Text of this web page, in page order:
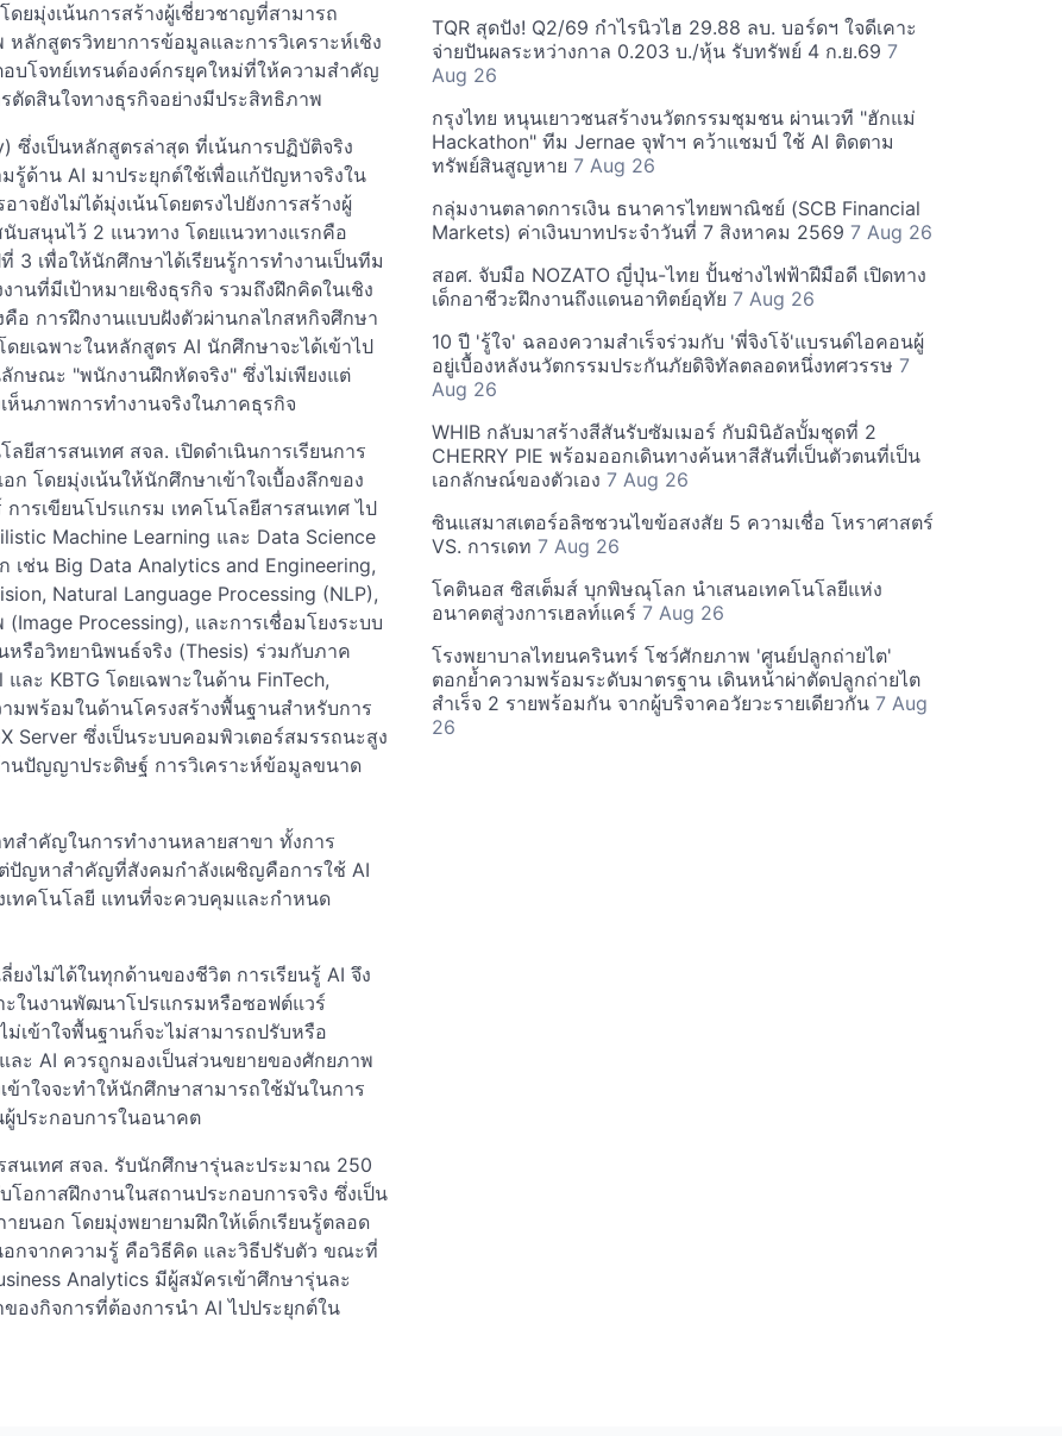
ยมุ่งเน้นการสร้างผู้เชี่ยวชาญที่สามารถ
ลักสูตรวิทยาการข้อมูลและการวิเคราะห์เชิง
บโจทย์เทรนด์องค์กรยุคใหม่ที่ให้ความสำคัญ
ตัดสินใจทางธุรกิจอย่างมีประสิทธิภาพ
ซึ่งเป็นหลักสูตรล่าสุด ที่เน้นการปฏิบัติจริง
รู้ด้าน AI มาประยุกต์ใช้เพื่อแก้ปัญหาจริงใน
จยังไม่ได้มุ่งเน้นโดยตรงไปยังการสร้างผู้
บสนุนไว้ 2 แนวทาง โดยแนวทางแรกคือ
3 เพื่อให้นักศึกษาได้เรียนรู้การทำงานเป็นทีม
นที่มีเป้าหมายเชิงธุรกิจ รวมถึงฝึกคิดในเชิง
อ การฝึกงานแบบฝังตัวผ่านกลไกสหกิจศึกษา
ยเฉพาะในหลักสูตร AI นักศึกษาจะได้เข้าไป
กษณะ "พนักงานฝึกหัดจริง" ซึ่งไม่เพียงแต่
ห็นภาพการทำงานจริงในภาคธุรกิจ
สารสนเทศ สจล. เปิดดำเนินการเรียนการ
โดยมุ่งเน้นให้นักศึกษาเข้าใจเบื้องลึกของ
ารเขียนโปรแกรม เทคโนโลยีสารสนเทศ ไป
Machine Learning และ Data Science
เช่น Big Data Analytics and Engineering,
Natural Language Processing (NLP),
Processing), และการเชื่อมโยงระบบ
รือวิทยานิพนธ์จริง (Thesis) ร่วมกับภาค
ละ KBTG โดยเฉพาะในด้าน FinTech,
มพร้อมในด้านโครงสร้างพื้นฐานสำหรับการ
Server ซึ่งเป็นระบบคอมพิวเตอร์สมรรถนะสูง
นปัญญาประดิษฐ์ การวิเคราะห์ข้อมูลขนาด
สำคัญในการทำงานหลายสาขา ทั้งการ
ญหาสำคัญที่สังคมกำลังเผชิญคือการใช้ AI
เทคโนโลยี แทนที่จะควบคุมและกำหนด
งไม่ได้ในทุกด้านของชีวิต การเรียนรู้ AI จึง
ะในงานพัฒนาโปรแกรมหรือซอฟต์แวร์
เข้าใจพื้นฐานก็จะไม่สามารถปรับหรือ
ละ AI ควรถูกมองเป็นส่วนขยายของศักยภาพ
าใจจะทำให้นักศึกษาสามารถใช้มันในการ
ผู้ประกอบการในอนาคต
นเทศ สจล. รับนักศึกษารุ่นละประมาณ 250
กาสฝึกงานในสถานประกอบการจริง ซึ่งเป็น
นอก โดยมุ่งพยายามฝึกให้เด็กเรียนรู้ตลอด
อกจากความรู้ คือวิธีคิด และวิธีปรับตัว ขณะที่
Analytics มีผู้สมัครเข้าศึกษารุ่นละ
องกิจการที่ต้องการนำ AI ไปประยุกต์ใน
TQR สุดปัง! Q2/69 กำไรนิวไฮ 29.88 ลบ. บอร์ดฯ ใจดีเคาะ
จ่ายปันผลระหว่างกาล 0.203 บ./หุ้น รับทรัพย์ 4 ก.ย.69 7
Aug 26
กรุงไทย หนุนเยาวชนสร้างนวัตกรรมชุมชน ผ่านเวที "ฮักแม่
Hackathon" ทีม Jernae จุฬาฯ คว้าแชมป์ ใช้ AI ติดตาม
ทรัพย์สินสูญหาย 7 Aug 26
กลุ่มงานตลาดการเงิน ธนาคารไทยพาณิชย์ (SCB Financial
Markets) ค่าเงินบาทประจำวันที่ 7 สิงหาคม 2569 7 Aug 26
สอศ. จับมือ NOZATO ญี่ปุ่น-ไทย ปั้นช่างไฟฟ้าฝีมือดี เปิดทาง
เด็กอาชีวะฝึกงานถึงแดนอาทิตย์อุทัย 7 Aug 26
10 ปี 'รู้ใจ' ฉลองความสำเร็จร่วมกับ 'พี่จิงโจ้'แบรนด์ไอคอนผู้
อยู่เบื้องหลังนวัตกรรมประกันภัยดิจิทัลตลอดหนึ่งทศวรรษ 7
Aug 26
WHIB กลับมาสร้างสีสันรับซัมเมอร์ กับมินิอัลบั้มชุดที่ 2
CHERRY PIE พร้อมออกเดินทางค้นหาสีสันที่เป็นตัวตนที่เป็น
เอกลักษณ์ของตัวเอง 7 Aug 26
ซินแสมาสเตอร์อลิซชวนไขข้อสงสัย 5 ความเชื่อ โหราศาสตร์
VS. การเดท 7 Aug 26
โคตินอส ซิสเต็มส์ บุกพิษณุโลก นำเสนอเทคโนโลยีแห่ง
อนาคตสู่วงการเฮลท์แคร์ 7 Aug 26
โรงพยาบาลไทยนครินทร์ โชว์ศักยภาพ 'ศูนย์ปลูกถ่ายไต'
ตอกย้ำความพร้อมระดับมาตรฐาน เดินหน้าผ่าตัดปลูกถ่ายไต
สำเร็จ 2 รายพร้อมกัน จากผู้บริจาคอวัยวะรายเดียวกัน 7 Aug
26